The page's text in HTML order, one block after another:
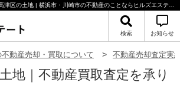
検索 お知らせ
動産売却・買取について 不動産売却査定実
地｜不動産買取査定を承り